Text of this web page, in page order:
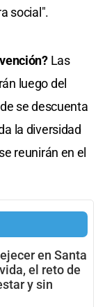
social".
Las
luego del
se descuenta
la diversidad
reunirán en el
en Santa
el reto de
y sin